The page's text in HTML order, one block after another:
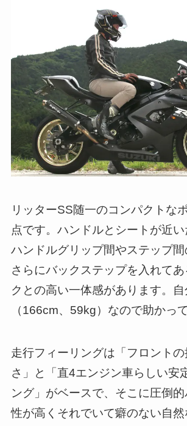
リッターSS随一のコンパクトな
点です。ハンドルとシートが近い
ハンドルグリップ間やステップ間
さらにバックステップを入れて
クとの高い一体感があります。
（166cm、59kg）なので助かっ
走行フィーリングは「フロント
さ」と「直4エンジン車らしい安
ング」がベースで、そこに圧倒的
性が高くそれでいて癖のない自